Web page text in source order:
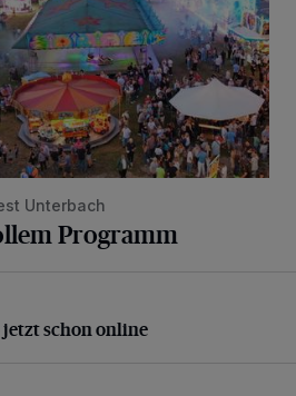
Unterbach
Programm
jetzt schon online
jetzt schon online